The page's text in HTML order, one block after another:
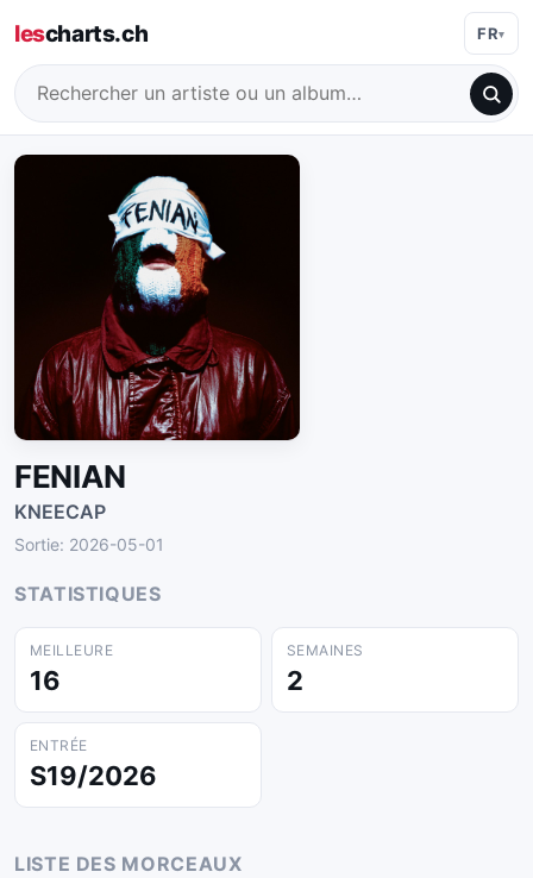
lescharts.ch FR
FENIAN
KNEECAP
Sortie: 2026-05-01
STATISTIQUES
MEILLEURE
16
SEMAINES
2
ENTRÉE
S19/2026
LISTE DES MORCEAUX